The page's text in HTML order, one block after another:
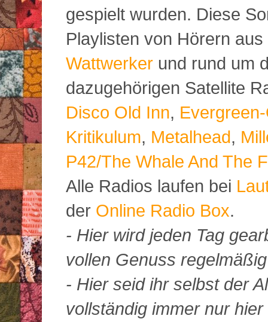
gespielt wurden. Diese
Playlisten von Hörern
Wattwerker und rund um
dazugehörigen Satellite
Disco Old Inn,
Kritikulum, Metalhead,
P42/The Whale And The
Alle Radios laufen bei
der Online Radio Box.
- Hier wird jeden Tag
vollen Genuss
- Hier seid ihr selbst der
vollständig immer nur